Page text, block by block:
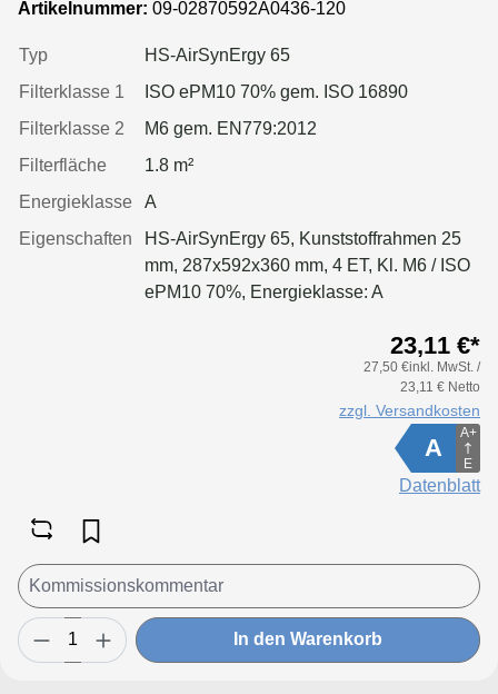
Artikelnummer: 09-02870592A0436-120
Typ
HS-AirSynErgy 65
Filterklasse 1
ISO ePM10 70% gem. ISO 16890
Filterklasse 2
M6 gem. EN779:2012
Filterfläche
1.8 m²
Energieklasse
A
Eigenschaften
HS-AirSynErgy 65, Kunststoffrahmen 25
mm, 287x592x360 mm, 4 ET, Kl. M6 / ISO
ePM10 70%, Energieklasse: A
23,11 €*
27,50 €inkl. MwSt. /
23,11 € Netto
zzgl. Versandkosten
A
A+
E
Datenblatt
In den Warenkorb